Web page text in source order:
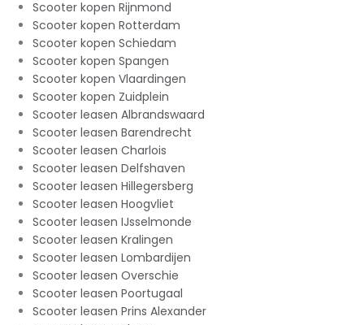
Scooter kopen Rijnmond
Scooter kopen Rotterdam
Scooter kopen Schiedam
Scooter kopen Spangen
Scooter kopen Vlaardingen
Scooter kopen Zuidplein
Scooter leasen Albrandswaard
Scooter leasen Barendrecht
Scooter leasen Charlois
Scooter leasen Delfshaven
Scooter leasen Hillegersberg
Scooter leasen Hoogvliet
Scooter leasen IJsselmonde
Scooter leasen Kralingen
Scooter leasen Lombardijen
Scooter leasen Overschie
Scooter leasen Poortugaal
Scooter leasen Prins Alexander